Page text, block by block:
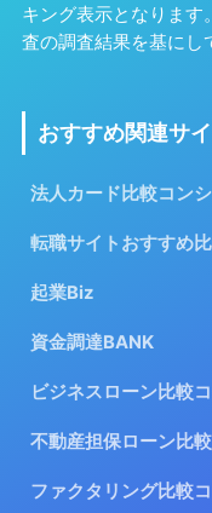
キング表示となります
査の調査結果を基にし
おすすめ関連サ
法人カード比較コン
転職サイトおすすめ
起業Biz
資金調達BANK
ビジネスローン比較
不動産担保ローン比
ファクタリング比較